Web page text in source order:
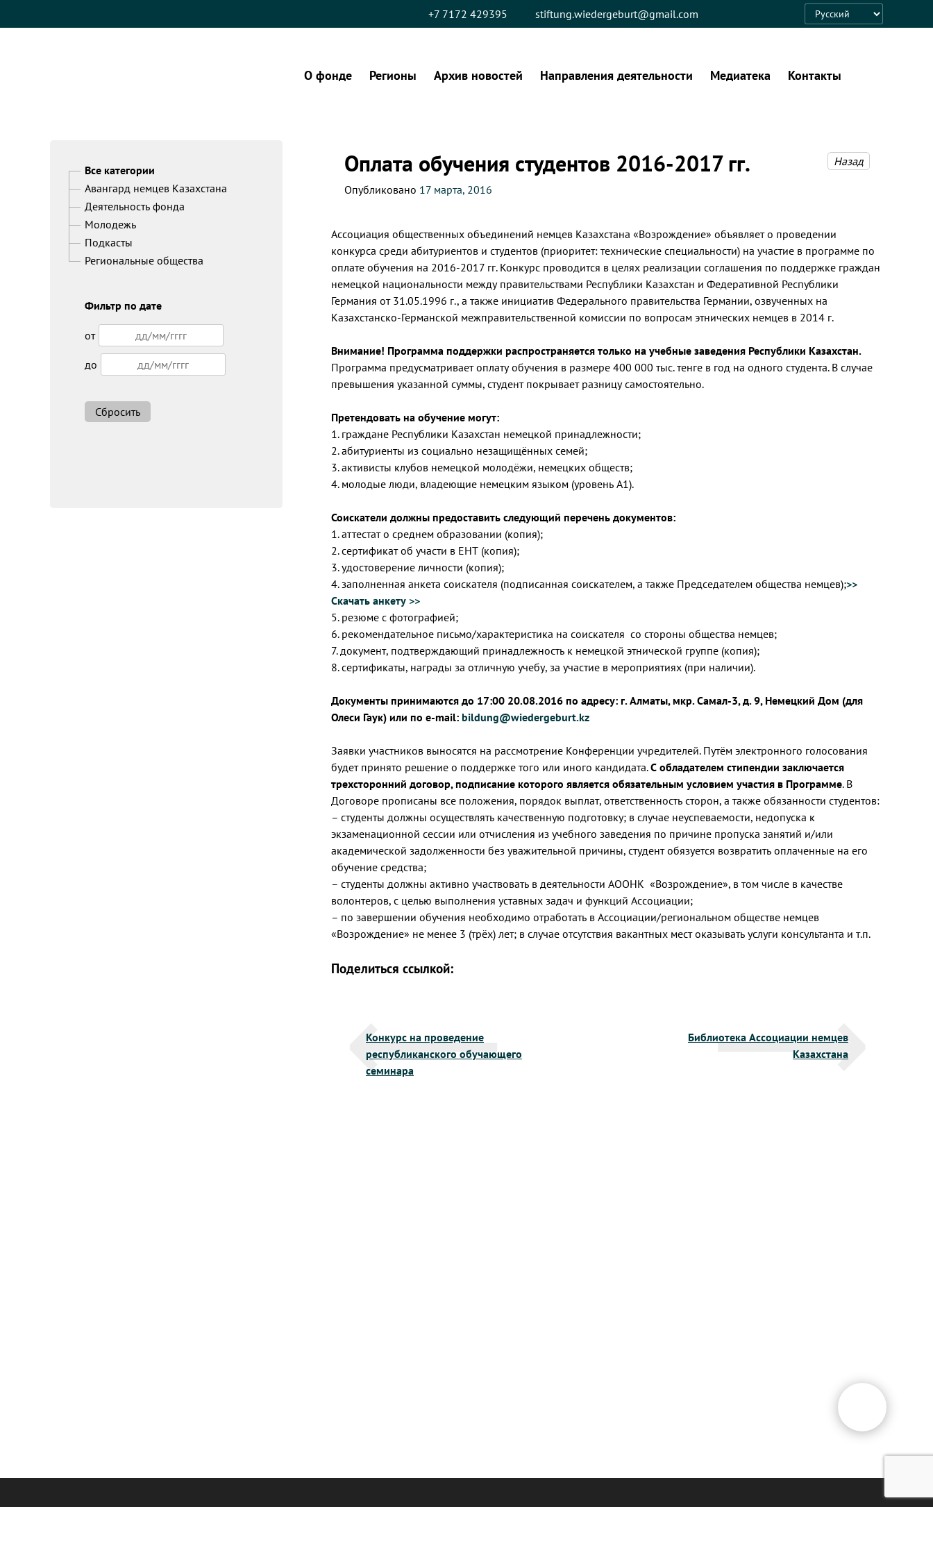
+7 7172 429395 stiftung.wiedergeburt@gmail.com
Language
О фонде Регионы Архив новостей Направления деятельности Медиатека Контакты
Оплата обучения студентов 2016-2017 гг. Назад
Опубликовано 17 марта, 2016
Ассоциация общественных объединений немцев Казахстана «Возрождение» объявляет о проведении
конкурса среди абитуриентов и студентов (приоритет: технические специальности) на участие в программе по
оплате обучения на 2016-2017 гг. Конкурс проводится в целях реализации соглашения по поддержке граждан
немецкой национальности между правительствами Республики Казахстан и Федеративной Республики
Германия от 31.05.1996 г., а также инициатив Федерального правительства Германии, озвученных на
Казахстанско-Германской межправительственной комиссии по вопросам этнических немцев в 2014 г.
Внимание! Программа поддержки распространяется только на учебные заведения Республики Казахстан.
Программа предусматривает оплату обучения в размере 400 000 тыс. тенге в год на одного студента. В случае
превышения указанной суммы, студент покрывает разницу самостоятельно.
Претендовать на обучение могут:
1. граждане Республики Казахстан немецкой принадлежности;
2. абитуриенты из социально незащищённых семей;
3. активисты клубов немецкой молодёжи, немецких обществ;
4. молодые люди, владеющие немецким языком (уровень А1).
Соискатели должны предоставить следующий перечень документов:
1. аттестат о среднем образовании (копия);
2. сертификат об участи в ЕНТ (копия);
3. удостоверение личности (копия);
4. заполненная анкета соискателя (подписанная соискателем, а также Председателем общества немцев);>>
Скачать анкету >>
5. резюме с фотографией;
6. рекомендательное письмо/характеристика на соискателя со стороны общества немцев;
7. документ, подтверждающий принадлежность к немецкой этнической группе (копия);
8. сертификаты, награды за отличную учебу, за участие в мероприятиях (при наличии).
Документы принимаются до 17:00 20.08.2016 по адресу: г. Алматы, мкр. Самал-3, д. 9, Немецкий Дом (для
Олеси Гаук) или по e-mail: bildung@wiedergeburt.kz
Заявки участников выносятся на рассмотрение Конференции учредителей. Путём электронного голосования
будет принято решение о поддержке того или иного кандидата.С обладателем стипендии заключается
трехсторонний договор, подписание которого является обязательным условием участия в Программе. В
Договоре прописаны все положения, порядок выплат, ответственность сторон, а также обязанности студентов:
– студенты должны осуществлять качественную подготовку; в случае неуспеваемости, недопуска к
экзаменационной сессии или отчисления из учебного заведения по причине пропуска занятий и/или
академической задолженности без уважительной причины, студент обязуется возвратить оплаченные на его
обучение средства;
– студенты должны активно участвовать в деятельности АООНК «Возрождение», в том числе в качестве
волонтеров, с целью выполнения уставных задач и функций Ассоциации;
– по завершении обучения необходимо отработать в Ассоциации/региональном обществе немцев
«Возрождение» не менее 3 (трёх) лет; в случае отсутствия вакантных мест оказывать услуги консультанта и т.п.
Поделиться ссылкой:
записям
Конкурс на проведение
республиканского обучающего
семинара
Библиотека Ассоциации немцев
Казахстана
Все категории
Авангард немцев Казахстана
Деятельность фонда
Молодежь
Подкасты
Региональные общества
Фильтр по дате
от
до
Сбросить